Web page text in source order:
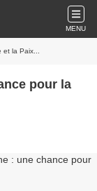
MENU
la Paix...
pour la